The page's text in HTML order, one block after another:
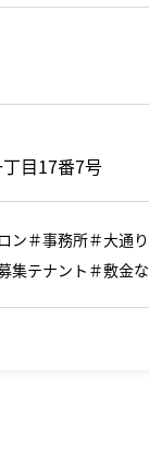
目17番7号
ン＃事務所＃大通
集テナント＃敷金